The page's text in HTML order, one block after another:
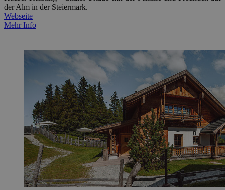
der Alm in der Steiermark.
Webseite
Mehr Info